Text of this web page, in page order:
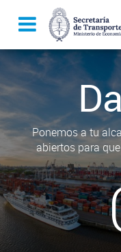
Ponemos a tu
abiertos para